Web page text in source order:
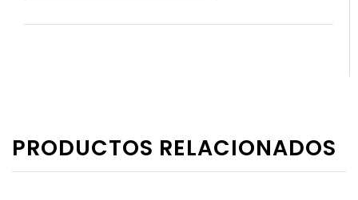
PRODUCTOS RELACIONADOS